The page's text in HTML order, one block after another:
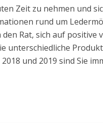
Zeit zu nehmen und
rund um
Rat, sich auf
unterschiedliche
und 2019 sind Sie